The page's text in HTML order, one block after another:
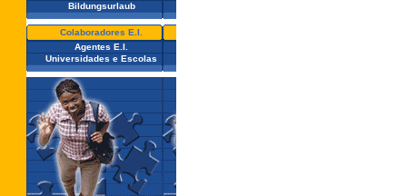
Bildungsurlaub
Colaboradores E.I.
Agentes E.I.
Universidades e Escolas